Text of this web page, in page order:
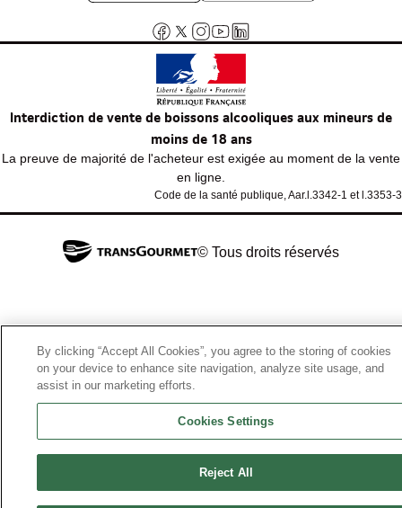
Interdiction de vente de boissons alcooliques aux mineurs de
moins de 18 ans
La preuve de majorité de l'acheteur est exigée au moment de la vente
en ligne.
Code de la santé publique, Aar.l.3342-1 et l.3353-3
© Tous droits réservés
By clicking “Accept All Cookies”, you agree to the storing of cookies
on your device to enhance site navigation, analyze site usage, and
assist in our marketing efforts.
Cookies Settings
Reject All